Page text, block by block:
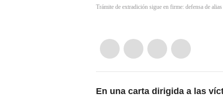
Trámite de extradición sigue en firme: defensa de
En una carta dirigida a las